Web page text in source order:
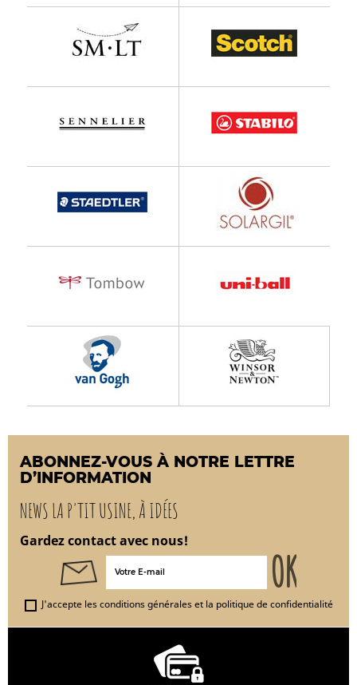
ABONNEZ-VOUS À NOTRE LETTRE
D’INFORMATION
NEWS LA P'TIT USINE, À IDÉES
Gardez contact avec nous!
J'accepte les conditions générales et la politique de confidentialité